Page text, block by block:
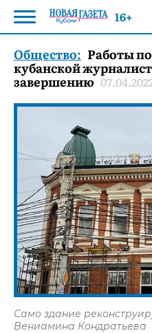
Общество: Работы
кубанской
завершению
Само здание
Вениамина Кондратьева
16+